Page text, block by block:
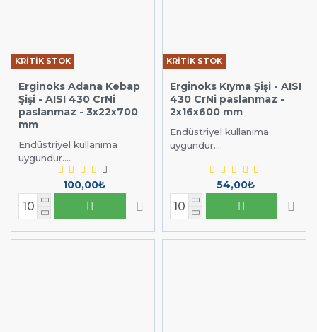
KRİTİK STOK
Erginoks Adana Kebap
Şişi - AISI 430 CrNi
paslanmaz - 3x22x700
mm
Endüstriyel kullanıma
uygundur....
100,00₺
KRİTİK STOK
Erginoks Kıyma Şişi - AISI
430 CrNi paslanmaz -
2x16x600 mm
Endüstriyel kullanıma
uygundur....
54,00₺